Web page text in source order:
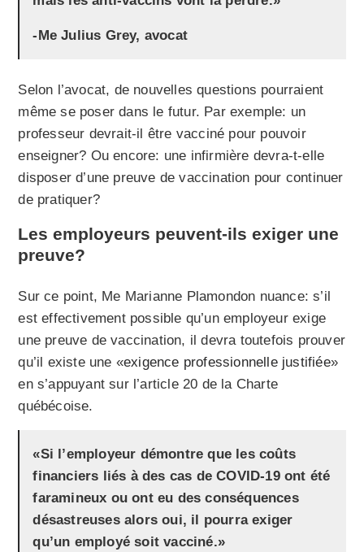
-Me Julius Grey, avocat
Selon l’avocat, de nouvelles questions pourraient
même se poser dans le futur. Par exemple: un
professeur devrait-il être vacciné pour pouvoir
enseigner? Ou encore: une infirmière devra-t-elle
disposer d’une preuve de vaccination pour continuer
de pratiquer?
Les employeurs peuvent-ils exiger une
preuve?
Sur ce point, Me Marianne Plamondon nuance: s’il
est effectivement possible qu’un employeur exige
une preuve de vaccination, il devra toutefois prouver
qu’il existe une «exigence professionnelle justifiée»
en s’appuyant sur l’article 20 de la Charte
québécoise.
«Si l’employeur démontre que les coûts
financiers liés à des cas de COVID-19 ont été
faramineux ou ont eu des conséquences
désastreuses alors oui, il pourra exiger
qu’un employé soit vacciné.»